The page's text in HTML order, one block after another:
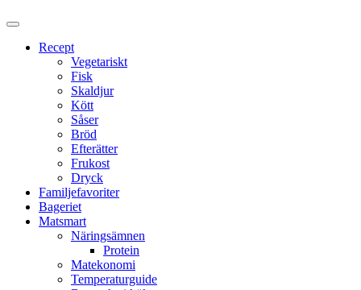
Slå
sökfältRecept
Vegetariskt
Fisk
Skaldjur
Kött
Såser
Bröd
Efterätter
Frukost
Dryck
Familjefavoriter
Bageriet
Matsmart
Näringsämnen
Protein
Matekonomi
Temperaturguide